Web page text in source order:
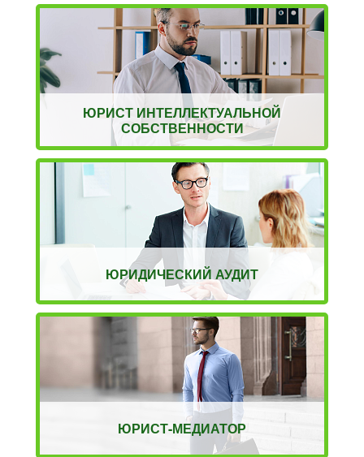
ЮРИСТ ИНТЕЛЛЕКТУАЛЬНОЙ
СОБСТВЕННОСТИ
ЮРИДИЧЕСКИЙ АУДИТ
ЮРИСТ-МЕДИАТОР